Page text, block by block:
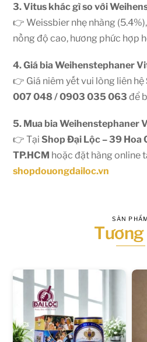
3. Vitus khác gì so với
👉 Weissbier nhẹ nhàng
nồng độ cao, hương phức hợp
4. Giá bia Weihenstephaner
👉 Giá niêm yết vui lòng liên hệ
007 048 / 0903 035 063 để
5. Mua bia Weihenstephaner
👉 TạiShop Đại Lộc – 39 Hoa
TP.HCM hoặc đặt hàng online
shopdouongdailoc.vn
SẢN
Tương